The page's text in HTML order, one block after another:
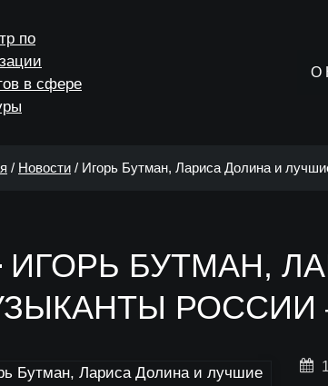
О
/ Новости / Игорь Бутман, Лариса Долина и
ИГОРЬ БУТМАН,
РОССИИ